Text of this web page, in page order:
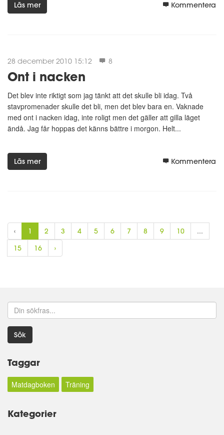
Läs mer Kommentera
28 december 2010 15:12 8
Ont i nacken
Det blev inte riktigt som jag tänkt att det skulle bli idag. Två
stavpromenader skulle det bli, men det blev bara en. Vaknade
med ont i nacken idag, inte roligt men det gäller att gilla läget
ändå. Jag får hoppas det känns bättre i morgon. Helt...
Läs mer Kommentera
‹ 1 2 3 4 5 6 7 8 9 10
...
15
16 ›
Sök
Taggar
Matdagboken Träning
Kategorier